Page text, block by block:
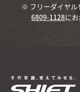
※ フリーダイヤル
6809-1128にお